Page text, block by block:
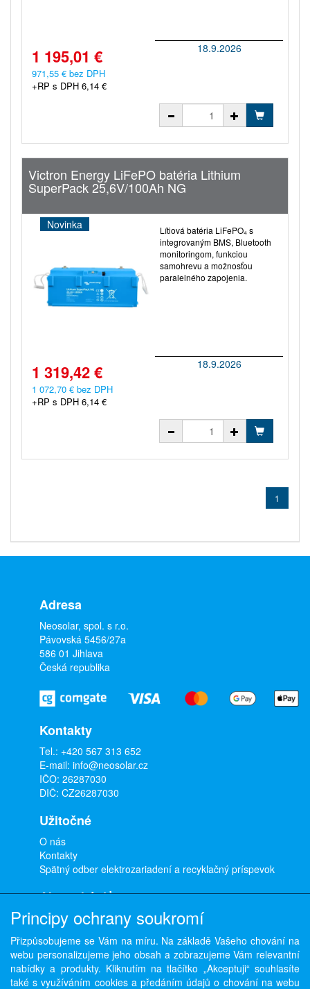
1 195,01 €
971,55 € bez DPH
+RP s DPH 6,14 €
18.9.2026
Victron Energy LiFePO batéria Lithium
SuperPack 25,6V/100Ah NG
Novinka
Lítiová batéria LiFePO₄ s
integrovaným BMS, Bluetooth
monitoringom, funkciou
samohrevu a možnosťou
paralelného zapojenia.
1 319,42 €
1 072,70 € bez DPH
+RP s DPH 6,14 €
18.9.2026
1
Adresa
Neosolar, spol. s r.o.
Pávovská 5456/27a
586 01 Jihlava
Česká republika
Kontakty
Tel.: +420 567 313 652
E-mail: info@neosolar.cz
IČO: 26287030
DIČ: CZ26287030
Užitočné
O nás
Kontakty
Spätný odber elektrozariadení a recyklačný príspevok
Ako nakúpiť
Doprava a platba
Obchodné podmienky
Ochrana osobných údajov
Odstúpenie od zmluvy
Principy ochrany soukromí
Přizpůsobujeme se Vám na míru. Na základě Vašeho chování na
webu personalizujeme jeho obsah a zobrazujeme Vám relevantní
nabídky a produkty. Kliknutím na tlačítko „Akceptuji“ souhlasíte
také s využíváním cookies a předáním údajů o chování na webu